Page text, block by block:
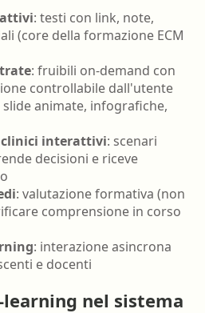
: testi con link, note,
(core della formazione ECM
: fruibili on-demand con
controllabile dall'utente
slide animate, infografiche,
clinici interattivi: scenari
decisioni e riceve
: valutazione formativa (non
comprensione in corso
: interazione asincrona
e docenti
nel sistema